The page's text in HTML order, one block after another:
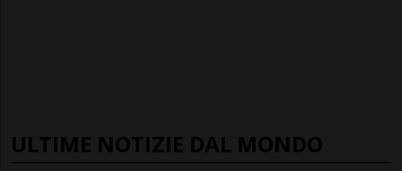
ULTIME NOTIZIE DAL MONDO